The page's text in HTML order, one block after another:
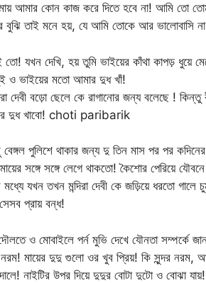
আমার কোন কাজ করে দিতে হবে না! আমি তো
বুঝি তাই মনে হয়, যে আমি তোকে আর ভালোবাসি
যখন দেখি, হয় তুমি ভাইয়ের কাঁথা কাপড় ধুয়ে
ও ভাইয়ের মতো আমার দুধ খাঁ!
দেবী বড়ো ছেলে কে রাগানোর জন্য বলেছে !
দুধ খাবো! choti paribarik
পুলিশে থাকার জন্য দু তিন মাস পর পর
সঙ্গে সঙ্গে লেগে থাকতো! কৈশোর পেরিয়ে
মধ্যে যখন তখন মন্দিরা দেবী কে জড়িয়ে ধরতো
প্রায় বন্ধ!
ও মোবাইলে পর্ন মুভি দেখে যৌনতা সম্পর্কে
মায়ের দুদু গুলো ওর খুব প্রিয়! কি সুন্দর নরম,
নাইটির উপর দিয়ে‌ দুদুর বোটা দুটো ও বোঝা